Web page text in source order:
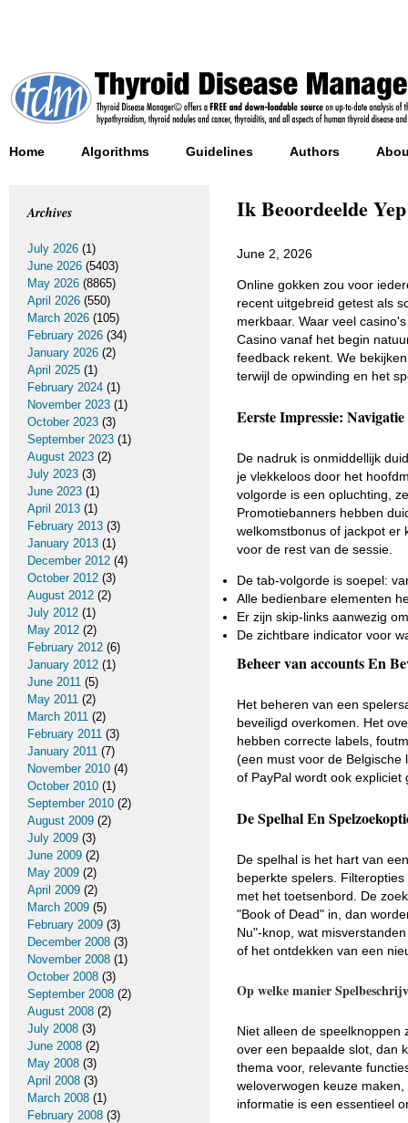
Home Algorithms Guidelines Authors
Ik Beoordeelde
June 2, 2026
Online gokken zou voor
recent uitgebreid getest als
merkbaar. Waar veel
Casino vanaf het begin
feedback rekent. We
terwijl de opwinding en het
Eerste Impressie:
De nadruk is onmiddellijk
je vlekkeloos door het
volgorde is een opluchting,
Promotiebanners hebben
welkomstbonus of jackpot er
voor de rest van de sessie.
De tab-volgorde is soepel:
Alle bedienbare elementen
Er zijn skip-links aanwezig
De zichtbare indicator voor
Beheer van accounts En
Het beheren van een
beveiligd overkomen. Het
hebben correcte labels,
(een must voor de Belgische
of PayPal wordt ook
De Spelhal En
De spelhal is het hart van
beperkte spelers.
met het toetsenbord. De
"Book of Dead" in, dan
Nu"-knop, wat
of het ontdekken van een
Op welke manier
Niet alleen de speelknoppen
over een bepaalde slot, dan
thema voor, relevante
weloverwogen keuze
informatie is een essentieel
Archives
July 2026 (1)
June 2026 (5403)
May 2026 (8865)
April 2026 (550)
March 2026 (105)
February 2026 (34)
January 2026 (2)
April 2025 (1)
February 2024 (1)
November 2023 (1)
October 2023 (3)
September 2023 (1)
August 2023 (2)
July 2023 (3)
June 2023 (1)
April 2013 (1)
February 2013 (3)
January 2013 (1)
December 2012 (4)
October 2012 (3)
August 2012 (2)
July 2012 (1)
May 2012 (2)
February 2012 (6)
January 2012 (1)
June 2011 (5)
May 2011 (2)
March 2011 (2)
February 2011 (3)
January 2011 (7)
November 2010 (4)
October 2010 (1)
September 2010 (2)
August 2009 (2)
July 2009 (3)
June 2009 (2)
May 2009 (2)
April 2009 (2)
March 2009 (5)
February 2009 (3)
December 2008 (3)
November 2008 (1)
October 2008 (3)
September 2008 (2)
August 2008 (2)
July 2008 (3)
June 2008 (2)
May 2008 (3)
April 2008 (3)
March 2008 (1)
February 2008 (3)